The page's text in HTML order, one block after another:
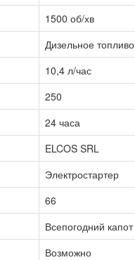
1500 об/хв
Дизельное топливо
10,4 л/час
250
24 часа
ELCOS SRL
Электростартер
66
Всепогодний капот
Возможно